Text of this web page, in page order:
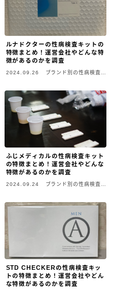
ルナドクターの性病検査キットの
特徴まとめ！運営会社やどんな特
徴があるのかを調査
2024.09.26
ブランド別の性病検査キ
ふじメディカルの性病検査キット
の特徴まとめ！運営会社やどんな
特徴があるのかを調査
2024.09.24
ブランド別の性病検査キ
STD CHECKERの性病検査キッ
トの特徴まとめ！運営会社やどん
な特徴があるのかを調査